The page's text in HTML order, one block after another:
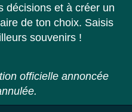
décisions et à créer un
de ton choix. Saisis
souvenirs !
officielle annoncée